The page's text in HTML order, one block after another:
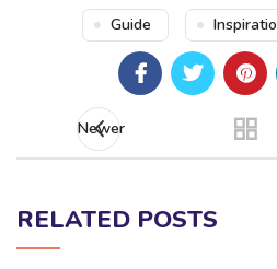
Guide Inspiratio
Newer
RELATED POSTS